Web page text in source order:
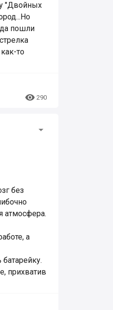
у "Двойных
пошли
то
 290
без
атмосфера.
а
прихватив